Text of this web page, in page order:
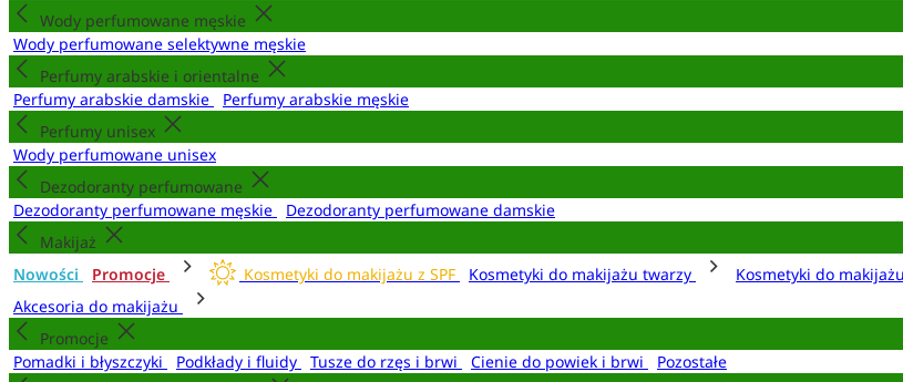
Wody perfumowane męskie
Wody perfumowane selektywne męskie
Perfumy arabskie i orientalne
Perfumy arabskie damskie
Perfumy arabskie męskie
Perfumy unisex
Wody perfumowane unisex
Dezodoranty perfumowane
Dezodoranty perfumowane męskie
Dezodoranty perfumowane damskie
Makijaż
Nowości
Promocje Kosmetyki do makijażu z SPF Kosmetyki do makijażu twarzy Kosmetyki do
Akcesoria do makijażu
Promocje
Pomadki i błyszczyki
Podkłady i fluidy Tusze do rzęs i brwi Cienie do powiek i brwi
Pozostałe